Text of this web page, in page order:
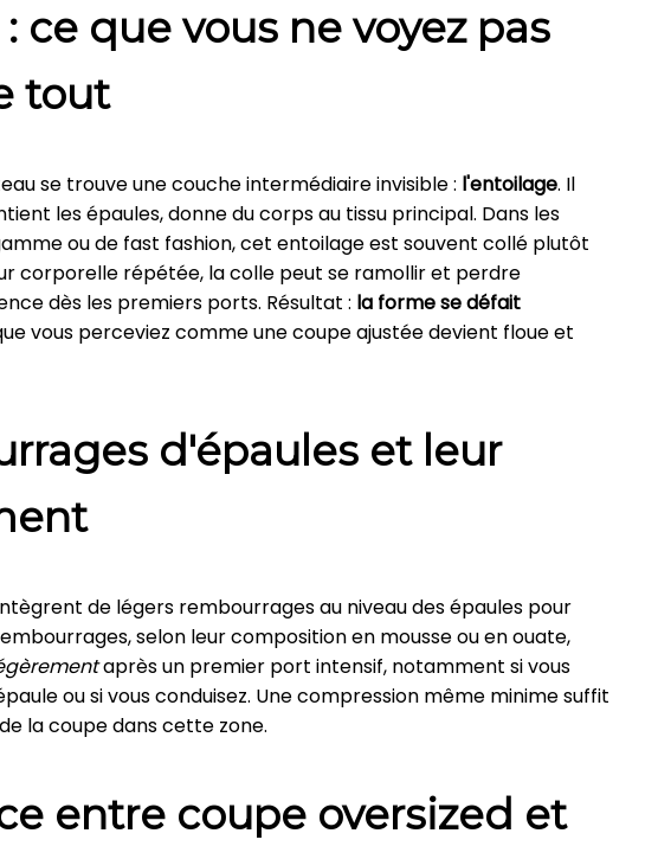
ce que vous ne voyez pas
tout
se trouve une couche intermédiaire invisible : l'entoilage. Il
les épaules, donne du corps au tissu principal. Dans les
ou de fast fashion, cet entoilage est souvent collé plutôt
corporelle répétée, la colle peut se ramollir et perdre
dès les premiers ports. Résultat : la forme se défait
vous perceviez comme une coupe ajustée devient floue et
d'épaules et leur
de légers rembourrages au niveau des épaules pour
selon leur composition en mousse ou en ouate,
après un premier port intensif, notamment si vous
ou si vous conduisez. Une compression même minime suffit
la coupe dans cette zone.
entre coupe oversized et